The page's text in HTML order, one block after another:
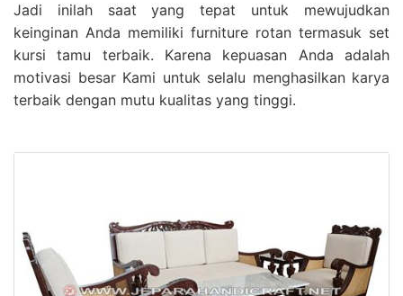
Jadi inilah saat yang tepat untuk mewujudkan
keinginan Anda memiliki furniture rotan termasuk set
kursi tamu terbaik. Karena kepuasan Anda adalah
motivasi besar Kami untuk selalu menghasilkan karya
terbaik dengan mutu kualitas yang tinggi.